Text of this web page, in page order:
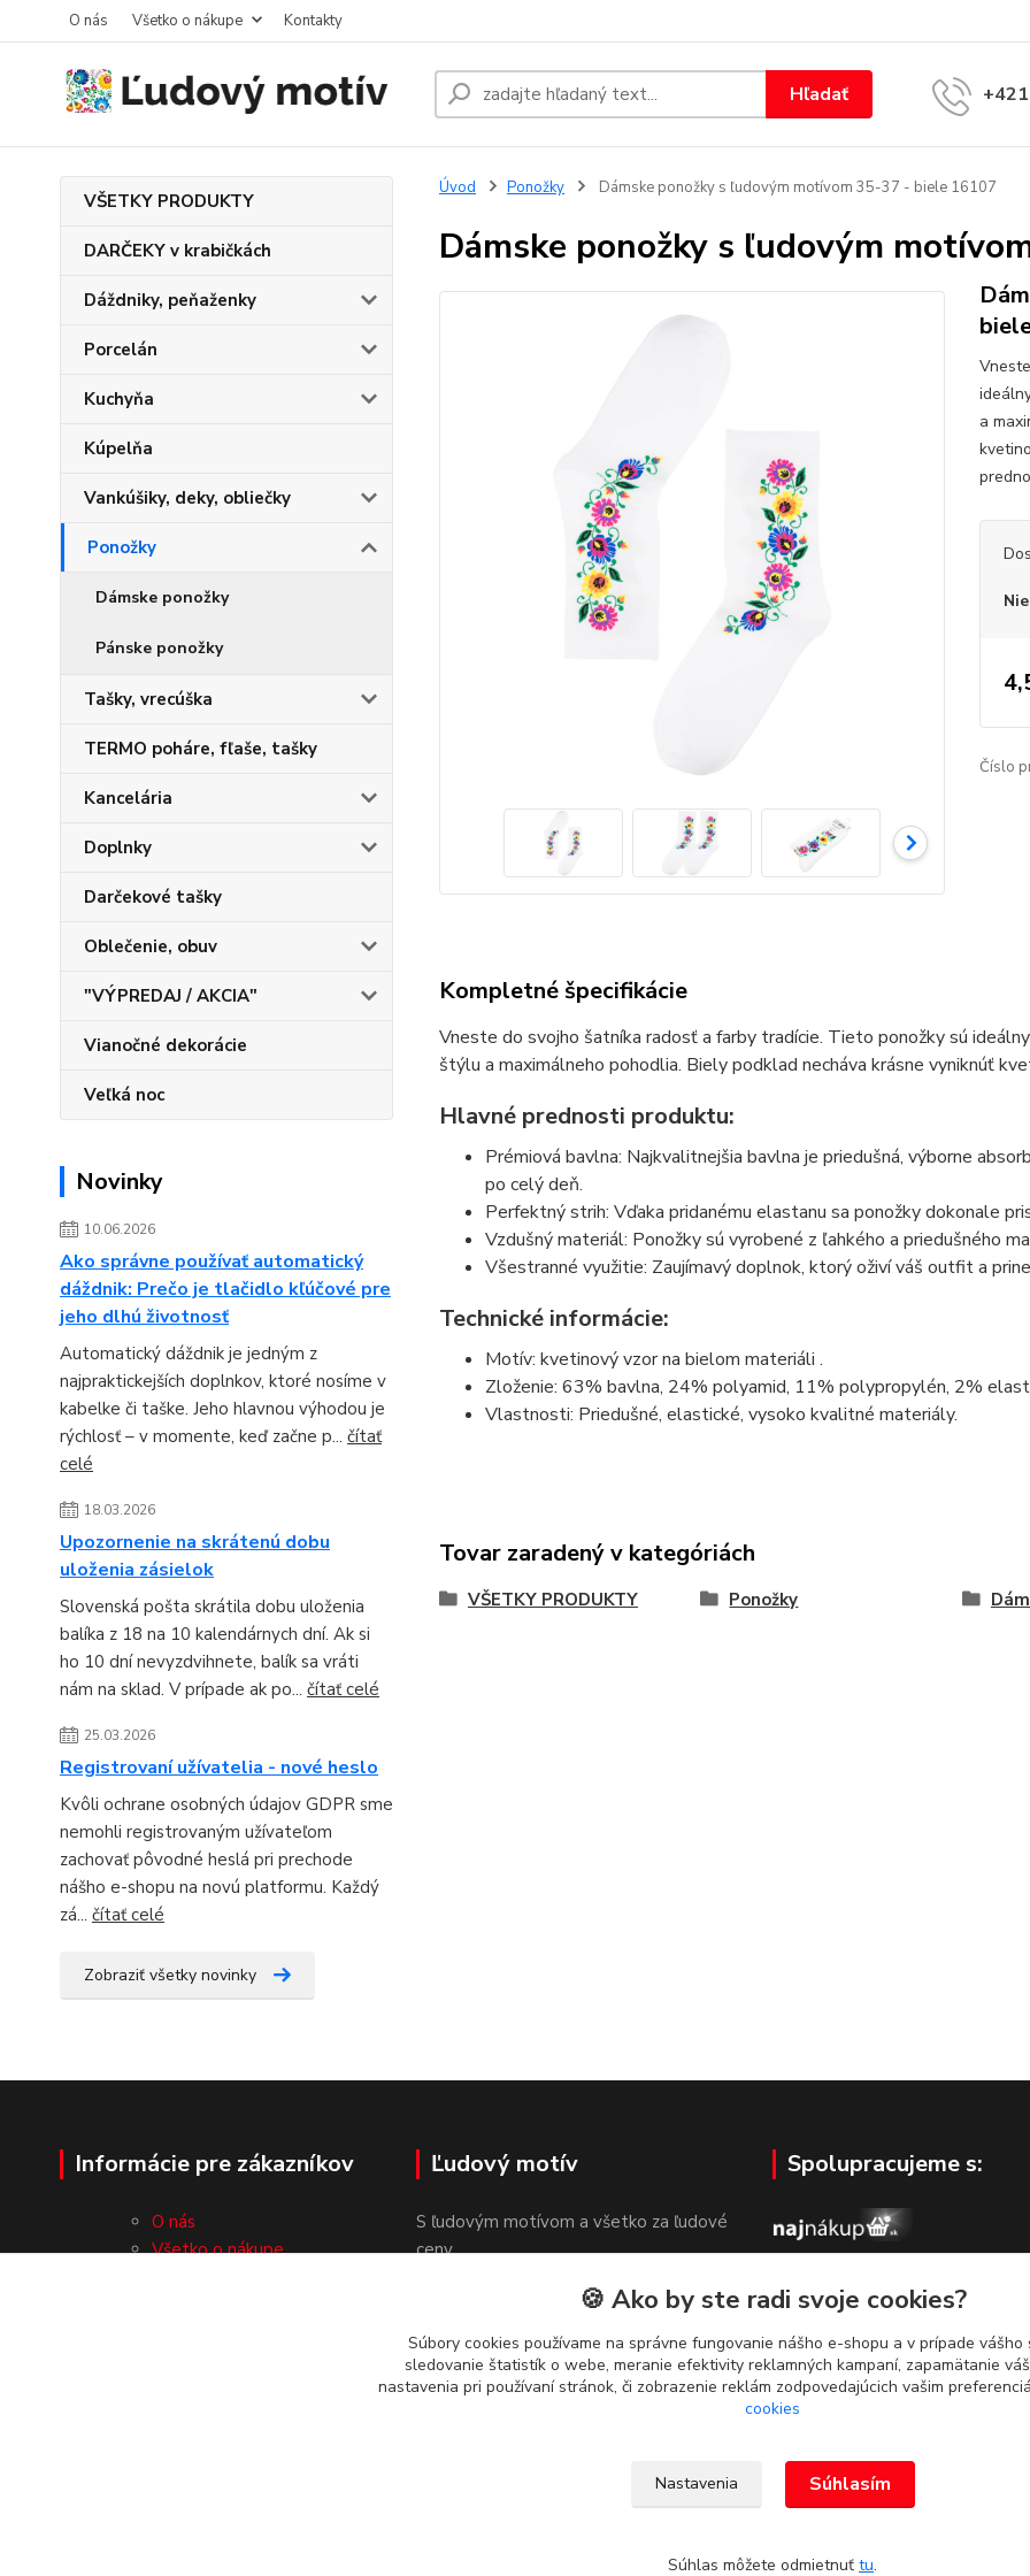
O nás Všetko o nákupe Kontakty
Hľadať
VŠETKY PRODUKTY
DARČEKY v krabičkách
Dáždniky, peňaženky
Porcelán
Kuchyňa
Kúpelňa
Vankúšiky, deky, obliečky
Ponožky
Dámske ponožky
Pánske ponožky
Tašky, vrecúška
TERMO poháre, fľaše, tašky
Kancelária
Doplnky
Darčekové tašky
Oblečenie, obuv
"VÝPREDAJ / AKCIA"
Vianočné dekorácie
Veľká noc
Novinky
10.06.2026
Ako správne používať automatický
dáždnik: Prečo je tlačidlo kľúčové pre
jeho dlhú životnosť
Automatický dáždnik je jedným z
najpraktickejších doplnkov, ktoré nosíme v
kabelke či taške. Jeho hlavnou výhodou je
rýchlosť – v momente, keď začne p... čítať
celé
18.03.2026
Upozornenie na skrátenú dobu
uloženia zásielok
Slovenská pošta skrátila dobu uloženia
balíka z 18 na 10 kalendárnych dní. Ak si
ho 10 dní nevyzdvihnete, balík sa vráti
nám na sklad. V prípade ak po... čítať celé
25.03.2026
Registrovaní užívatelia - nové heslo
Kvôli ochrane osobných údajov GDPR sme
nemohli registrovaným užívateľom
zachovať pôvodné heslá pri prechode
nášho e-shopu na novú platformu. Každý
zá... čítať celé
Zobraziť všetky novinky
Úvod Ponožky Dámske ponožky s ľudovým motívom 35-37 - biele 16107
Dámske ponožky s ľudovým
a
Číslo
Kompletné špecifikácie
Vneste do svojho šatníka radosť a farby tradície. Tieto ponožky sú
štýlu a maximálneho pohodlia. Biely podklad necháva krásne vyniknúť
Hlavné prednosti produktu:
Prémiová bavlna: Najkvalitnejšia bavlna je priedušná, výborne
po celý deň.
Perfektný strih: Vďaka pridanému elastanu sa ponožky dokonale
Vzdušný materiál: Ponožky sú vyrobené z ľahkého a priedušného
Všestranné využitie: Zaujímavý doplnok, ktorý oživí váš outfit a
Technické informácie:
Motív: kvetinový vzor na bielom materiáli .
Zloženie: 63% bavlna, 24% polyamid, 11% polypropylén, 2%
Vlastnosti: Priedušné, elastické, vysoko kvalitné materiály.
Tovar zaradený v kategóriách
VŠETKY PRODUKTY Ponožky
Informácie pre zákazníkov
O nás
Všetko o nákupe
Ľudový motív
S ľudovým motívom a všetko za ľudové
ceny.
Spolupracujeme s:
🍪 Ako by ste radi svoje cookies?
Súbory cookies používame na správne fungovanie nášho e-shopu a v prípade vášho
sledovanie štatistík o webe, meranie efektivity reklamných kampaní, zapamätanie
nastavenia pri používaní stránok, či zobrazenie reklám zodpovedajúcich vašim
cookies
Nastavenia Súhlasím
Súhlas môžete odmietnuť tu.